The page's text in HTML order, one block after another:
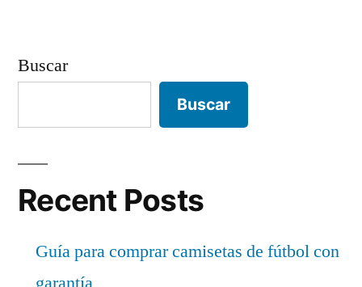
Buscar
Buscar
Recent Posts
Guía para comprar camisetas de fútbol con